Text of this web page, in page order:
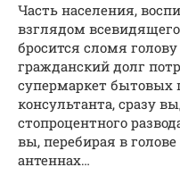
Часть населения,
взглядом
бросится сломя
гражданский долг
супермаркет бытовых
консультанта, сразу
стопроцентного
вы, перебирая в
антеннах…